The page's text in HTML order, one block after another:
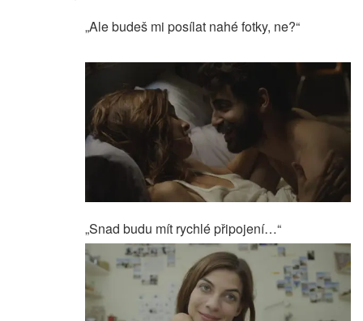
„Ale budeš mi posílat nahé fotky, ne?“
„Snad budu mít rychlé připojení…“